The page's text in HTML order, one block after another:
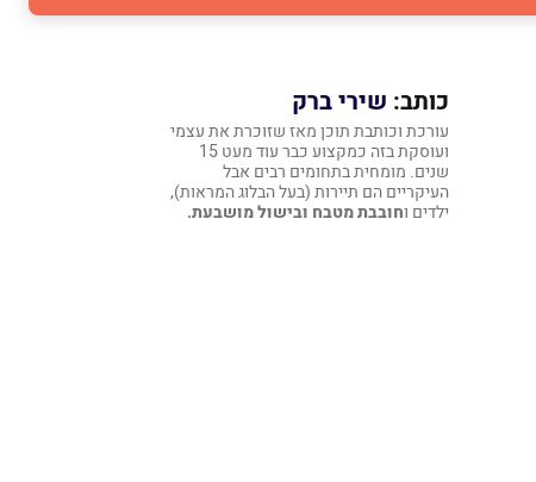
כותב: שירי ברק
עורכת וכותבת תוכן מאז שזוכרת את עצמי
ועוסקת בזה כמקצוע כבר עוד מעט 15
שנים. מומחית בתחומים רבים אבל
העיקריים הם תיירות (בעל הבלוג המראות),
ילדים וחובבת מטבח ובישול מושבעת.